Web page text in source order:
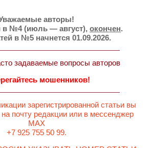
авторы!
в №4 (июль — август), окончен.
в №5 начнется 01.09.2026.
задаваемые вопросы авторов
мошенников!
зарегистрированной статьи вы
почту редакции или в мессенджер
MAX
+7 925 755 50 99.